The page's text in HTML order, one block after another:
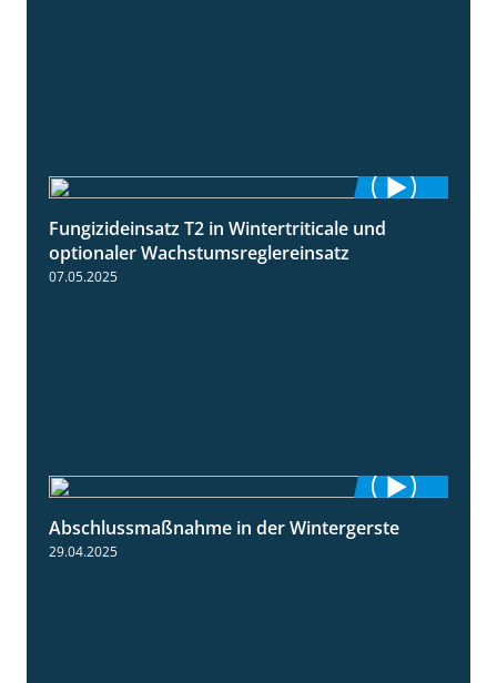
1:56
Fungizideinsatz T2 in Wintertriticale und
optionaler Wachstumsreglereinsatz
07.05.2025
1:49
Abschlussmaßnahme in der Wintergerste
29.04.2025